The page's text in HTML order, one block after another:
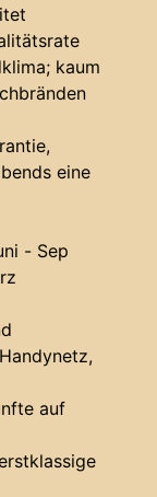
kaum
eine
- Sep
auf